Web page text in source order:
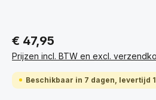
€ 47,95
Prijzen incl. BTW en excl.
Beschikbaar in 7 dagen, levertijd